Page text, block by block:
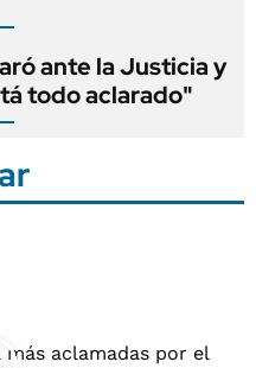
ante la Justicia y
todo aclarado"